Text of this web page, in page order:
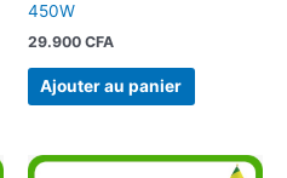
450W
29.900 CFA
Ajouter au panier